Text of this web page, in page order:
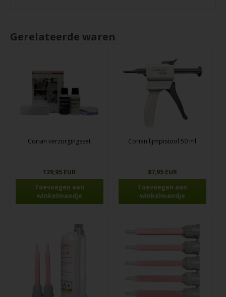
Gerelateerde waren
Corian verzorgingsset
129,95 EUR
Corian lijmpistool 50 ml
87,95 EUR